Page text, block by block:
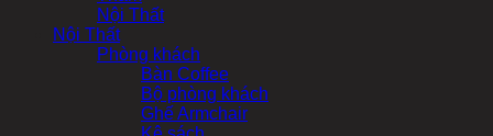
Nội Thất
Nội Thất
Phòng khách
Bàn Coffee
Bộ phòng khách
Ghế Armchair